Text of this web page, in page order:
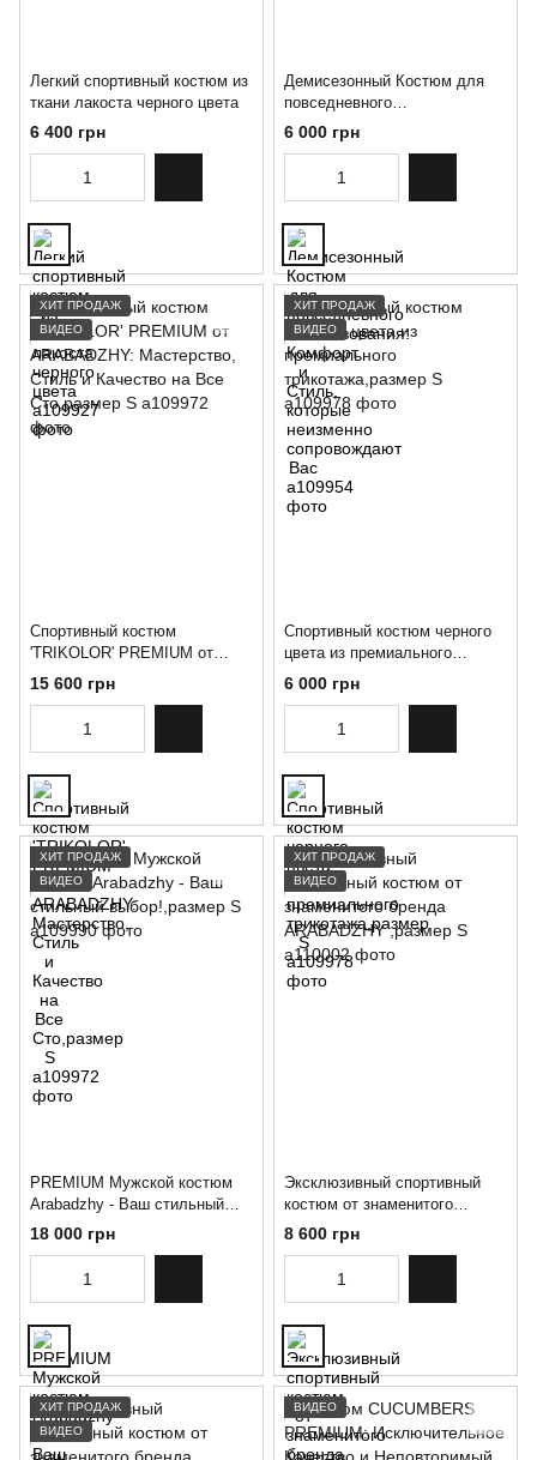
Легкий спортивный костюм из
ткани лакоста черного цвета
6 400 грн
Демисезонный Костюм для
повседневного
использования: Комфорт и
Стиль, которые неизменно
сопровождают Вас
6 000 грн
ХИТ ПРОДАЖ
ВИДЕО
Спортивный костюм
'TRIKOLOR' PREMIUM от
ARABADZHY: Мастерство,
Стиль и Качество на Все
15 600 грн
ХИТ ПРОДАЖ
ВИДЕО
Спортивный костюм черного
цвета из премиального
трикотажа,размер S
6 000 грн
ХИТ ПРОДАЖ
ВИДЕО
PREMIUM Мужской костюм
Arabadzhy - Ваш стильный
выбор!,размер S
18 000 грн
ХИТ ПРОДАЖ
ВИДЕО
Эксклюзивный спортивный
костюм от знаменитого
бренда ARABADZHY ,размер
8 600 грн
ХИТ ПРОДАЖ
ВИДЕО
ВИДЕО